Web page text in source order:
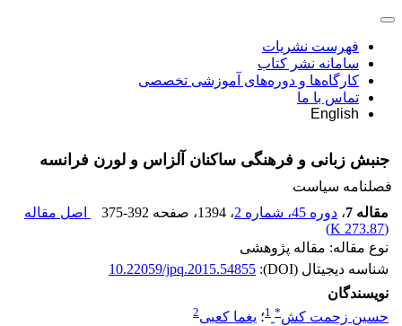
فهرست نشریات
سامانه نشر کتاب
کارگاه‌ها و دوره‌های آموزشی تخصصی
تماس با ما
English
جنبش زبانی و فرهنگی ساکنان آلزاس و لورن فرانسه
فصلنامه سیاست
مقاله 7
، دوره 45، شماره 2 ، 1394 ، صفحه 375-392
اصل مقاله
(
273.87 K
)
نوع مقاله: مقاله پژوهشی
شناسه دیجیتال (DOI):
10.22059/jpq.2015.54855
نویسندگان
حسین زحمت کش*
1؛ یغما کعبی2